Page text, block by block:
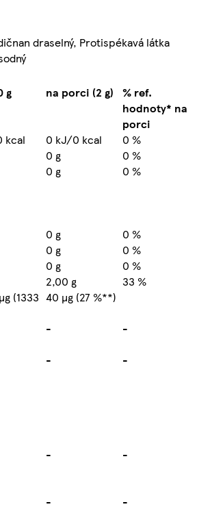
draselný, Protispékavá látka
g na porci (2 g)
% ref.
hodnoty* na
porci
kcal 0 kJ/0 kcal
0 %
0 g
0 %
0 g 0 %
0 g
0 %
0 g
0 %
0 g
0 %
2,00 g
33 %
(1333 40 µg (27 %**)
-
-
- -
- -
- -